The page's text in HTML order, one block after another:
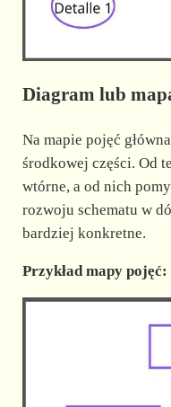
Diagram lub
Na mapie pojęć
środkowej części. Od
wtórne, a od nich
rozwoju schematu w
bardziej konkretne.
Przykład mapy pojęć: